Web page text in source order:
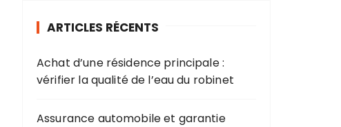
ARTICLES RÉCENTS
Achat d’une résidence principale :
vérifier la qualité de l’eau du robinet
Assurance automobile et garantie